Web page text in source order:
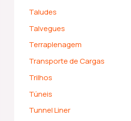
Taludes
Talvegues
Terraplenagem
Transporte de Cargas
Trilhos
Túneis
Tunnel Liner